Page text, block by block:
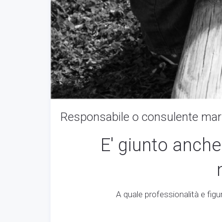
Responsabile o consulente
E' giunto
A quale professionalità e